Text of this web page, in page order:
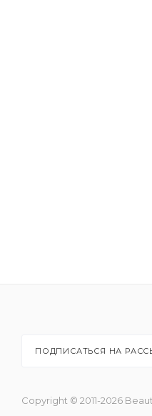
ПОДПИСАТЬСЯ НА
Copyright © 2011-2026